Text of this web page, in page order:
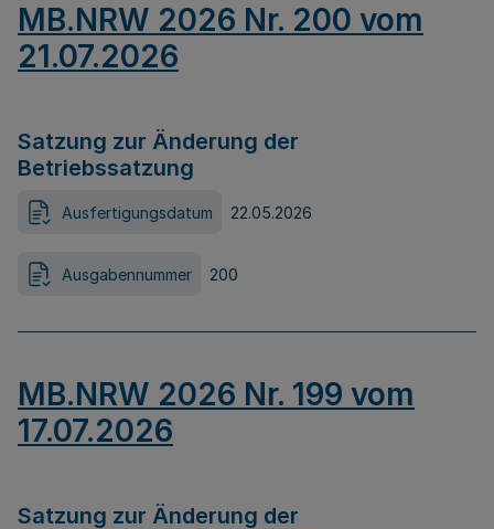
MB.NRW 2026 Nr. 200 vom
21.07.2026
Satzung zur Änderung der
Betriebssatzung
Ausfertigungsdatum 22.05.2026
Ausgabennummer 200
MB.NRW 2026 Nr. 199 vom
17.07.2026
Satzung zur Änderung der